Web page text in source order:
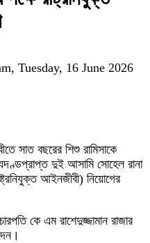
Tuesday, 16 June 2026
সাত বছরের শিশু রামিসাকে
দুই আসামি সোহেল রানা
আইনজীবী) নিয়োগের
কে এম রাশেদুজ্জামান রাজার